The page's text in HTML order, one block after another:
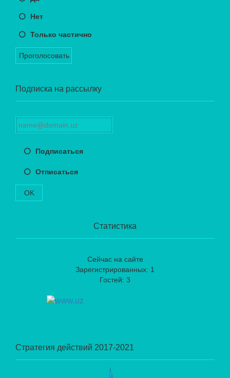
Нет
Только частично
Проголосовать
Подписка на рассылку
Подписаться
Отписаться
OK
Статистика
Сейчас на сайте
Зарегистрированных: 1
Гостей: 3
Стратегия действий 2017-2021